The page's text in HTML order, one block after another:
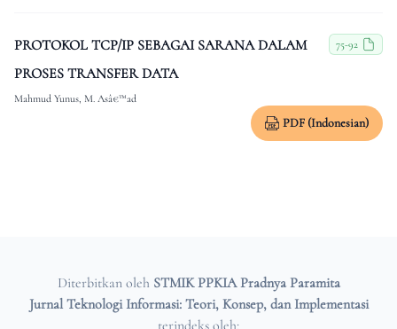
PROTOKOL TCP/IP SEBAGAI SARANA DALAM
PROSES TRANSFER DATA
75-92
Mahmud Yunus, M. Asâ€™ad
PDF (Indonesian)
Diterbitkan oleh STMIK PPKIA Pradnya Paramita
Jurnal Teknologi Informasi: Teori, Konsep, dan Implementasi
terindeks oleh: